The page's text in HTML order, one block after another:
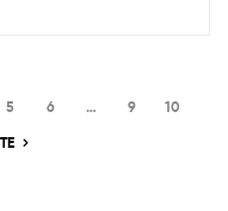
5 6 … 9
10